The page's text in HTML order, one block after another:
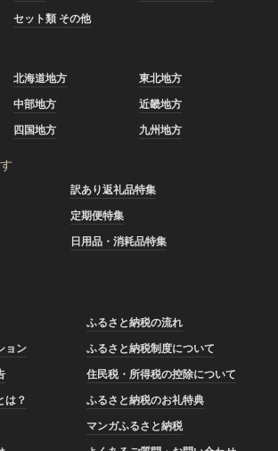
セット類 その他
北海道地方
東北地方
中部地方
近畿地方
四国地方 九州地方
訳あり返礼品特集
定期便特集
日用品・消耗品特集
ふるさと納税の流れ
ョン
ふるさと納税制度について
住民税・所得税の控除について
は？
ふるさと納税のお礼特典
マンガふるさと納税